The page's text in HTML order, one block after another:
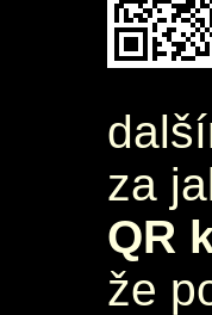
za
QR
že